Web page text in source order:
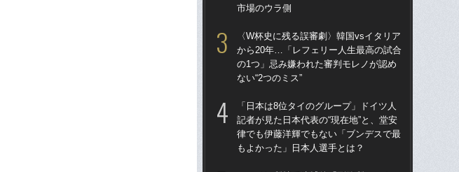
市場のウラ側
〈W杯史に残る誤審劇〉韓国vsイタリア
から20年…「レフェリー人生最高の試合
の1つ」忌み嫌われた審判モレノが認め
ない“2つのミス”
「日本は8位タイのグループ」ドイツ人
記者が見た日本代表の“現在地”と、堂安
律でも伊藤洋輝でもない「ブンデスで最
もよかった」日本人選手とは？